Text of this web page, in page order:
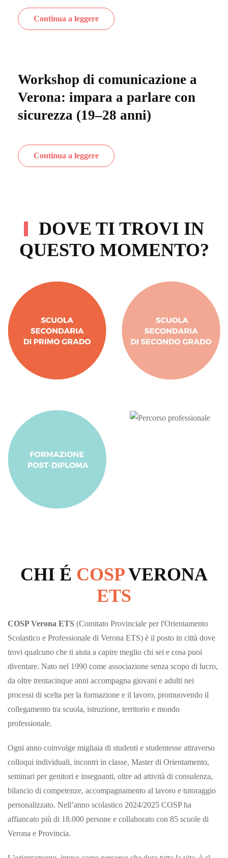
Continua a leggere
Workshop di comunicazione a
Verona: impara a parlare con
sicurezza (19–28 anni)
Continua a leggere
DOVE TI TROVI IN
QUESTO MOMENTO?
CHI É COSPVERONA
ETS
COSP Verona ETS (Comitato Provinciale per l'Orientamento
Scolastico e Professionale di Verona ETS) è il posto in città dove
trovi qualcuno che ti aiuta a capire meglio chi sei e cosa puoi
diventare. Nato nel 1990 come associazione senza scopo di lucro,
da oltre trentacinque anni accompagna giovani e adulti nei
processi di scelta per la formazione e il lavoro, promuovendo il
collegamento tra scuola, istruzione, territorio e mondo
professionale.
Ogni anno coinvolge migliaia di studenti e studentesse attraverso
colloqui individuali, incontri in classe, Master di Orientamento,
seminari per genitori e insegnanti, oltre ad attività di consulenza,
bilancio di competenze, accompagnamento al lavoro e tutoraggio
personalizzato. Nell’anno scolastico 2024/2025 COSP ha
affiancato più di 18.000 persone e collaborato con 85 scuole di
Verona e Provincia.